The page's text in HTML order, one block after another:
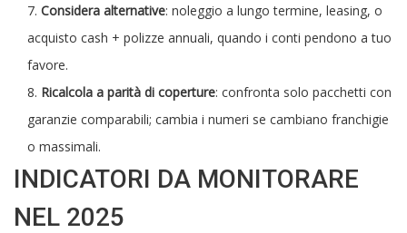
Considera alternative: noleggio a lungo termine, leasing, o
acquisto cash + polizze annuali, quando i conti pendono a tuo
favore.
Ricalcola a parità di coperture: confronta solo pacchetti con
garanzie comparabili; cambia i numeri se cambiano franchigie
o massimali.
INDICATORI DA MONITORARE
NEL 2025